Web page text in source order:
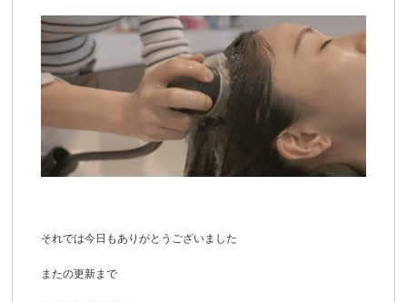
それでは今日もありがとうございました
またの更新まで